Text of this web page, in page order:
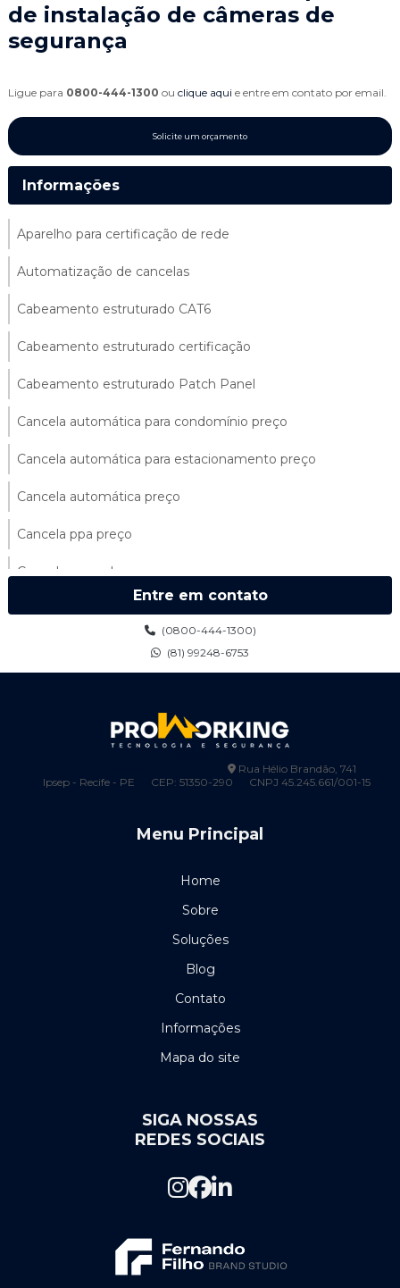
de instalação de câmeras de
segurança
Ligue para 0800-444-1300 ou clique aqui e entre em contato por email.
Solicite um orçamento
Informações
Aparelho para certificação de rede
Automatização de cancelas
Cabeamento estruturado CAT6
Cabeamento estruturado certificação
Cabeamento estruturado Patch Panel
Cancela automática para condomínio preço
Cancela automática para estacionamento preço
Cancela automática preço
Cancela ppa preço
Cancela ppa valor
Catraca biométrica control id
Cerca elétrica 200 metros
Cerca eletrica pernambuco
Cerca elétrica preço por metro
Certificação de cabos de rede
Certificação de fibra óptica
Certificação de rede estruturada
Certificação de rede estruturada preço
Certificação de redes
Entre em contato
(0800-444-1300)
(81) 99248-6753
Rua Hélio Brandão, 741
Ipsep - Recife - PE
CEP: 51350-290 CNPJ 45.245.661/001-15
Menu Principal
Home
Sobre
Soluções
Blog
Contato
Informações
Mapa do site
SIGA NOSSAS
REDES SOCIAIS